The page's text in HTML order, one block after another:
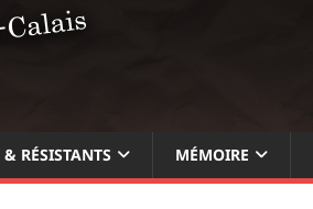
& RÉSISTANTS MÉMOIRE